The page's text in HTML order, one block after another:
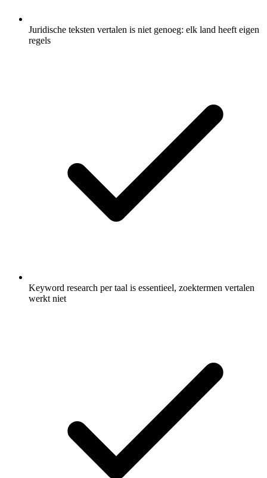
Juridische teksten vertalen is niet genoeg: elk land heeft eigen
regels
Keyword research per taal is essentieel, zoektermen vertalen
werkt niet